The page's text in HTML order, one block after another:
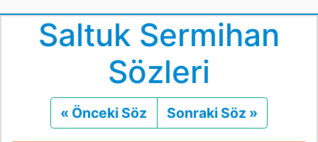
Saltuk Sermihan
Sözleri
« Önceki Söz Önceki
Sonraki Söz »